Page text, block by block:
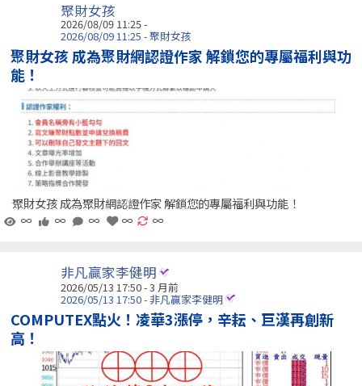
聚財女孩
2026/08/09 11:25 -
2026/08/09 11:25 - 聚財女孩
聚財女孩 成為聚財網認證作家 解鎖您的專屬福利與功
能！
聚財女孩 成為聚財網認證作家 解鎖您的專屬福利與功能！
∞
∞ ∞ ∞ ∞
非凡贏家李健明
2026/05/13 17:50 - 3 月前
2026/05/13 17:50 - 非凡贏家李健明
COMPUTEX點火！凌華3漲停，辛耘、巨漢再創新
高！